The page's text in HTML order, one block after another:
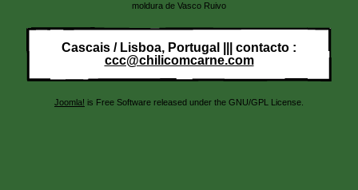
moldura de Vasco Ruivo
Cascais / Lisboa, Portugal ||| contacto :
ccc@chilicomcarne.com
Joomla! is Free Software released under the GNU/GPL License.